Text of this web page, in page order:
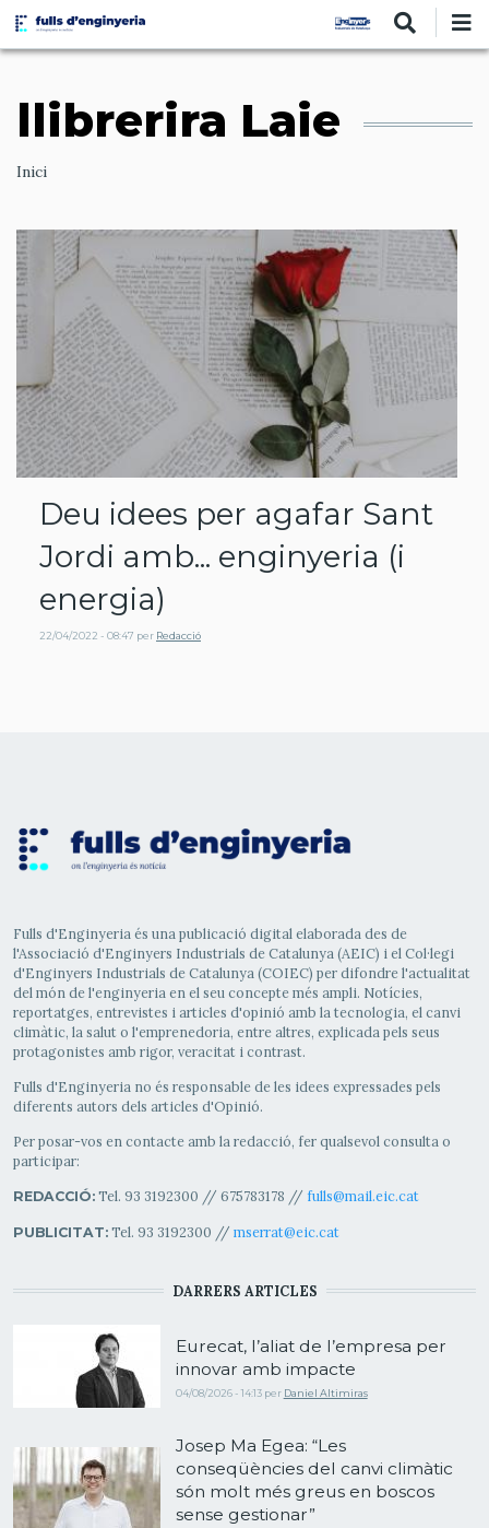
Vés
contingut
llibrerira Laie
Ruta
navegació
Inici
Deu idees per agafar Sant
Jordi amb... enginyeria (i
energia)
22/04/2022 - 08:47 per Redacció
Fulls d'Enginyeria és una publicació digital elaborada des de
l'Associació d'Enginyers Industrials de Catalunya (AEIC) i el Col·legi
d'Enginyers Industrials de Catalunya (COIEC) per difondre l'actualitat
del món de l'enginyeria en el seu concepte més ampli. Notícies,
reportatges, entrevistes i articles d'opinió amb la tecnologia, el canvi
climàtic, la salut o l'emprenedoria, entre altres, explicada pels seus
protagonistes amb rigor, veracitat i contrast.
Fulls d'Enginyeria no és responsable de les idees expressades pels
diferents autors dels articles d'Opinió.
Per posar-vos en contacte amb la redacció, fer qualsevol consulta o
participar:
REDACCIÓ:Tel. 93 3192300 // 675783178 // fulls@mail.eic.cat
PUBLICITAT:Tel. 93 3192300 // mserrat@eic.cat
DARRERS ARTICLES
Eurecat, l’aliat de l’empresa per
innovar amb impacte
04/08/2026 - 14:13 per Daniel Altimiras
Josep Ma Egea: “Les
conseqüències del canvi climàtic
són molt més greus en boscos
sense gestionar”